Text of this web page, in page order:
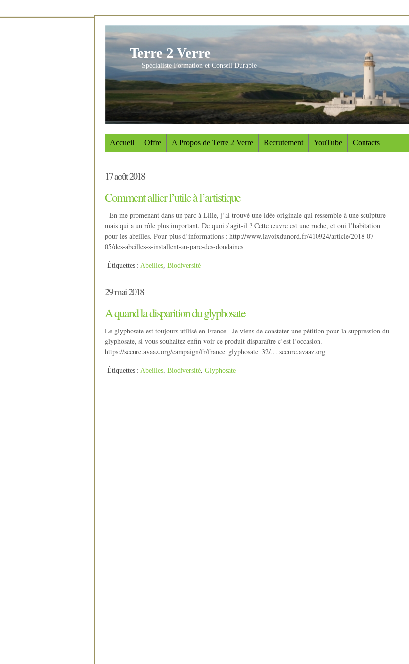
Terre 2 Verre
Spécialiste Formation et Conseil Durable
Accueil Offre A Propos de Terre 2 Verre Recrutement YouTube Contacts
17 août 2018
Comment allier l’utile à l’artistique
En me promenant dans un parc à Lille, j’ai trouvé une idée originale qui ressemble à une sculpture
mais qui a un rôle plus important. De quoi s’agit-il ? Cette œuvre est une ruche, et oui l’habitation
pour les abeilles. Pour plus d’informations : http://www.lavoixdunord.fr/410924/article/2018-07-
05/des-abeilles-s-installent-au-parc-des-dondaines
Étiquettes : Abeilles Biodiversité
29 mai 2018
A quand la disparition du glyphosate
Le glyphosate est toujours utilisé en France. Je viens de constater une pétition pour la suppression du
glyphosate, si vous souhaitez enfin voir ce produit disparaître c’est l’occasion.
https://secure.avaaz.org/campaign/fr/france_glyphosate_32/… secure.avaaz.org
Étiquettes : Abeilles Biodiversité Glyphosate